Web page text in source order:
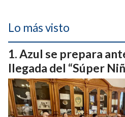
Lo más visto
Azul se prepara
llegada del “Súper